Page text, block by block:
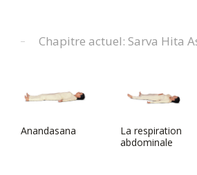
Chapitre actuel: Sarva Hita
Anandasana
La respiration
abdominale